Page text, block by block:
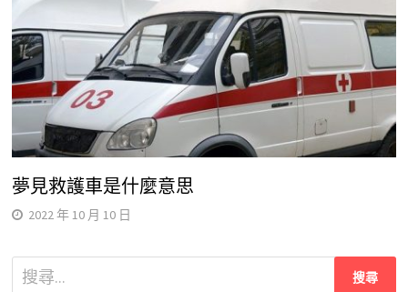
夢見救護車是什麼意思
2022 年 10 月 10 日
搜